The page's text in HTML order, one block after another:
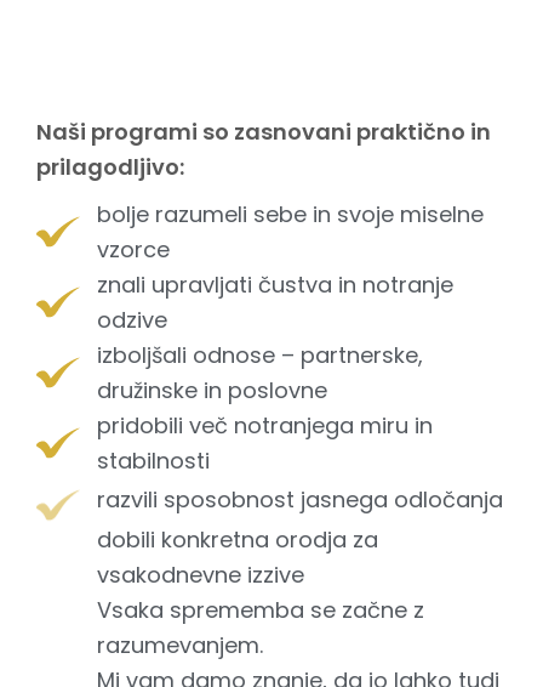
Naši programi so zasnovani praktično in
prilagodljivo:
bolje razumeli sebe in svoje miselne
vzorce
znali upravljati čustva in notranje
odzive
izboljšali odnose – partnerske,
družinske in poslovne
pridobili več notranjega miru in
stabilnosti
razvili sposobnost jasnega odločanja
dobili konkretna orodja za
vsakodnevne izzive
Vsaka sprememba se začne z
razumevanjem.
Mi vam damo znanje, da jo lahko tudi